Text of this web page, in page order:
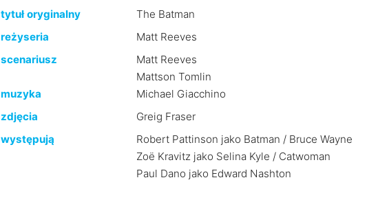
tytuł oryginalny
The Batman
reżyseria
Matt Reeves
scenariusz
Matt Reeves
Mattson Tomlin
muzyka
Michael Giacchino
zdjęcia
Greig Fraser
występują
Robert Pattinson jako Batman / Bruce Wayne
Zoë Kravitz jako Selina Kyle / Catwoman
Paul Dano jako Edward Nashton